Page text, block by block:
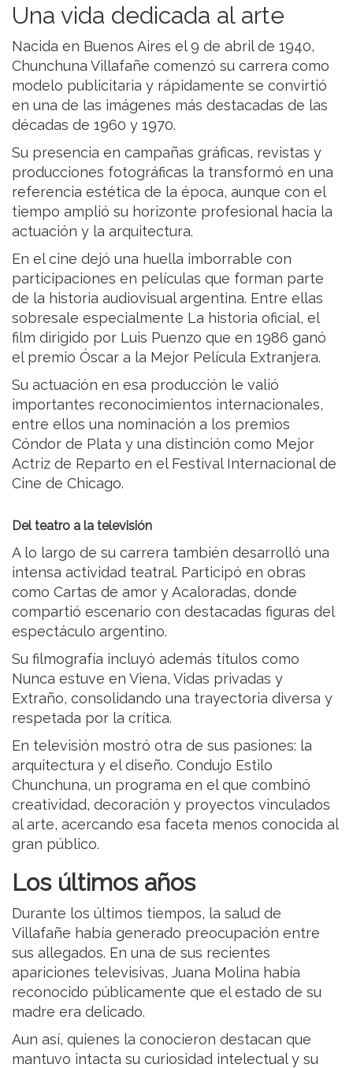
Una vida dedicada al arte
Nacida en Buenos Aires el 9 de abril de 1940,
Chunchuna Villafañe comenzó su carrera como
modelo publicitaria y rápidamente se convirtió
en una de las imágenes más destacadas de las
décadas de 1960 y 1970.
Su presencia en campañas gráficas, revistas y
producciones fotográficas la transformó en una
referencia estética de la época, aunque con el
tiempo amplió su horizonte profesional hacia la
actuación y la arquitectura.
En el cine dejó una huella imborrable con
participaciones en películas que forman parte
de la historia audiovisual argentina. Entre ellas
sobresale especialmente La historia oficial, el
film dirigido por Luis Puenzo que en 1986 ganó
el premio Óscar a la Mejor Película Extranjera.
Su actuación en esa producción le valió
importantes reconocimientos internacionales,
entre ellos una nominación a los premios
Cóndor de Plata y una distinción como Mejor
Actriz de Reparto en el Festival Internacional de
Cine de Chicago.
Del teatro a la televisión
A lo largo de su carrera también desarrolló una
intensa actividad teatral. Participó en obras
como Cartas de amor y Acaloradas, donde
compartió escenario con destacadas figuras del
espectáculo argentino.
Su filmografía incluyó además títulos como
Nunca estuve en Viena, Vidas privadas y
Extraño, consolidando una trayectoria diversa y
respetada por la crítica.
En televisión mostró otra de sus pasiones: la
arquitectura y el diseño. Condujo Estilo
Chunchuna, un programa en el que combinó
creatividad, decoración y proyectos vinculados
al arte, acercando esa faceta menos conocida al
gran público.
Los últimos años
Durante los últimos tiempos, la salud de
Villafañe había generado preocupación entre
sus allegados. En una de sus recientes
apariciones televisivas, Juana Molina había
reconocido públicamente que el estado de su
madre era delicado.
Aun así, quienes la conocieron destacan que
mantuvo intacta su curiosidad intelectual y su